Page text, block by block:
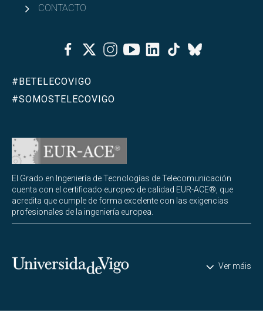
CONTACTO
FacebookTwitterInstagramYoutubeLinkedinTiktok
Bluesky
#BETELECOVIGO
#SOMOSTELECOVIGO
El Grado en Ingeniería de Tecnologías de Telecomunicación
cuenta con el certificado europeo de calidad EUR-ACE®, que
acredita que cumple de forma excelente con las exigencias
profesionales de la ingeniería europea.
Universidade de Vigo Ver máis